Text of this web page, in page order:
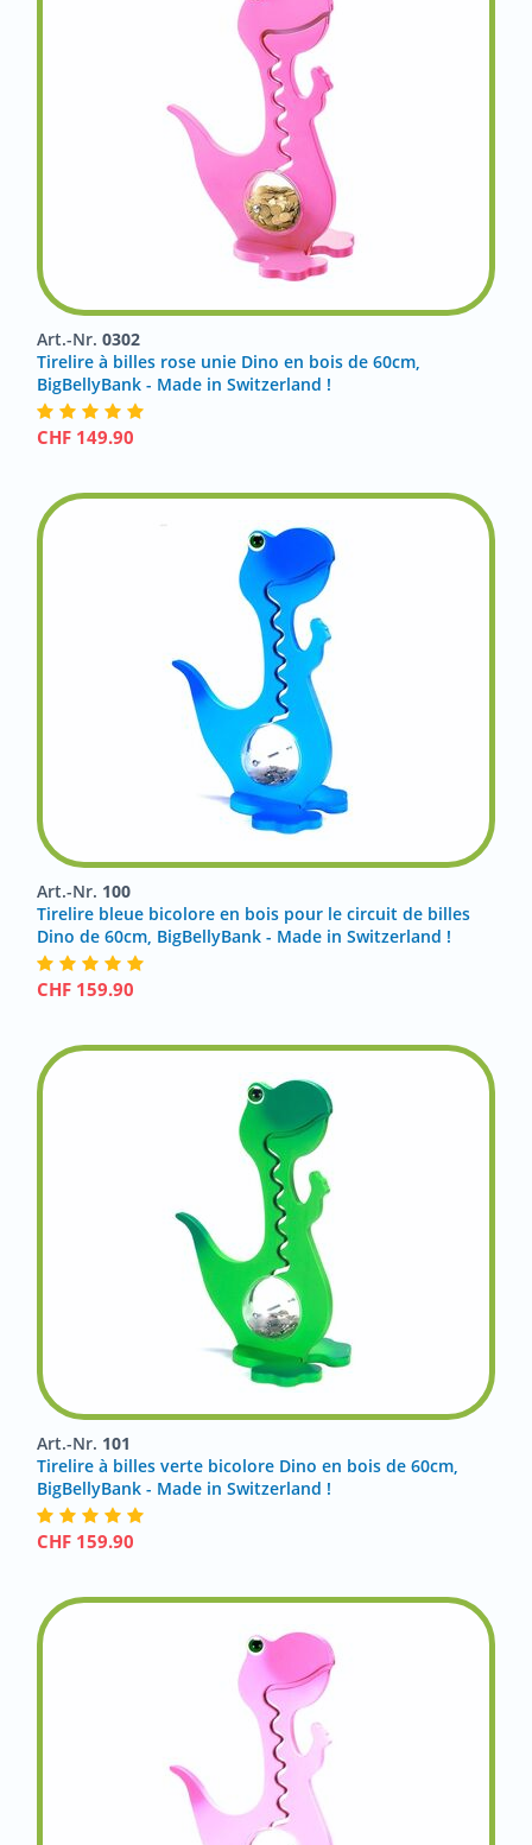
Art.-Nr. 0302
Tirelire à billes rose unie Dino en bois de 60cm,
BigBellyBank - Made in Switzerland !
CHF 149.90
Art.-Nr. 100
Tirelire bleue bicolore en bois pour le circuit de billes
Dino de 60cm, BigBellyBank - Made in Switzerland !
CHF 159.90
Art.-Nr. 101
Tirelire à billes verte bicolore Dino en bois de 60cm,
BigBellyBank - Made in Switzerland !
CHF 159.90